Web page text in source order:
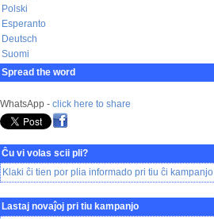
Polski
Esperanto
Deutsch
Suomi
Spread the word
WhatsApp - click here to share
Ĉu vi volas scii pli?
Klaki ĉi tien por plia informado pri tiu ĉi kampanjo
Lastaj novaĵoj pri tiu kampanjo